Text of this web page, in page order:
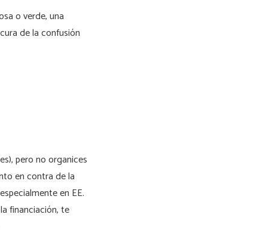
o verde, una
de la confusión
pero no organices
en contra de la
en EE.
financiación, te